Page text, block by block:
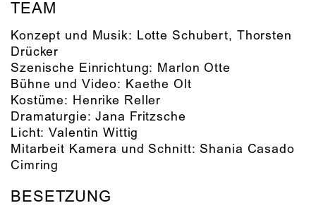
TEAM
Konzept und Musik: Lotte Schubert, Thorsten
Drücker
Szenische Einrichtung: Marlon Otte
Bühne und Video: Kaethe Olt
Kostüme: Henrike Reller
Dramaturgie:Jana Fritzsche
Licht:Valentin Wittig
Mitarbeit Kamera und Schnitt: Shania Casado
Cimring
BESETZUNG